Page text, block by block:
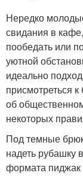
Нередко
свидания в
пообедать или
уютной
идеально
присмотреться
об
некоторых
Под темные
надеть рубашку
формата пиджак